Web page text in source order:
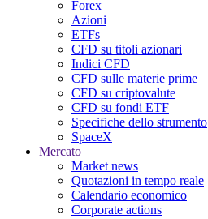
Forex
Azioni
ETFs
CFD su titoli azionari
Indici CFD
CFD sulle materie prime
CFD su criptovalute
CFD su fondi ETF
Specifiche dello strumento
SpaceX
Mercato
Market news
Quotazioni in tempo reale
Calendario economico
Corporate actions